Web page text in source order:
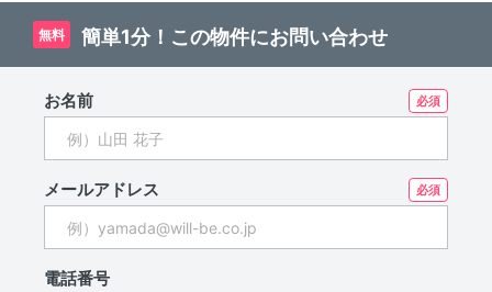
無料 簡単1分！この物件にお問い合わせ
お名前
メールアドレス
電話番号